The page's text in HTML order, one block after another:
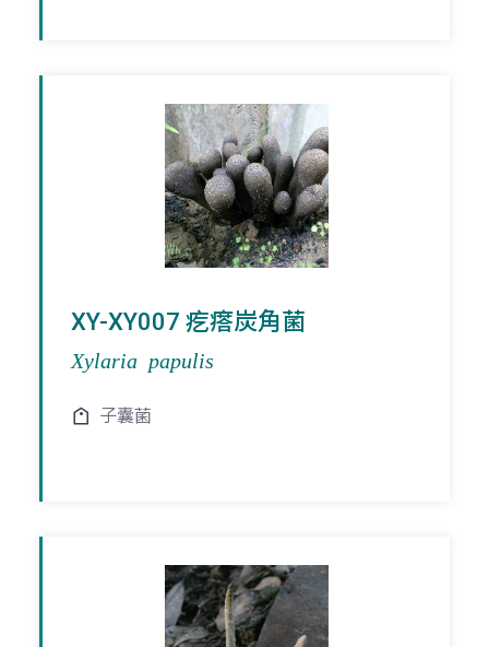
XY-XY007 疙瘩炭角菌
Xylaria papulis
子囊菌